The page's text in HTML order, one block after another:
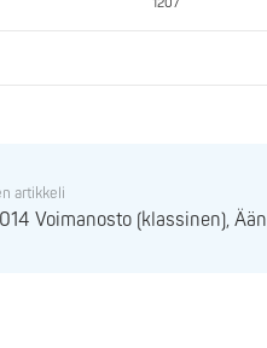
1207
artikkeli
Voimanosto (klassinen),